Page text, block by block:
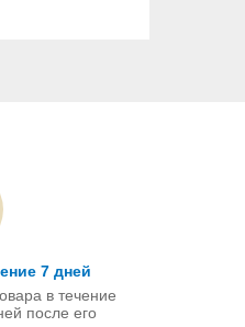
7 дней
в течение
после его